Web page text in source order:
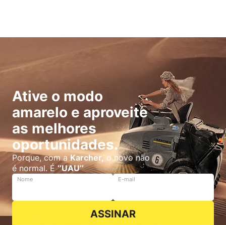
Ative o modo
amarelo e aproveite
as melhores
oportunidades.
Porque, com aKarcher, o novo não
é normal. É‘’UAU’’
Nome E-mail
ASSINAR